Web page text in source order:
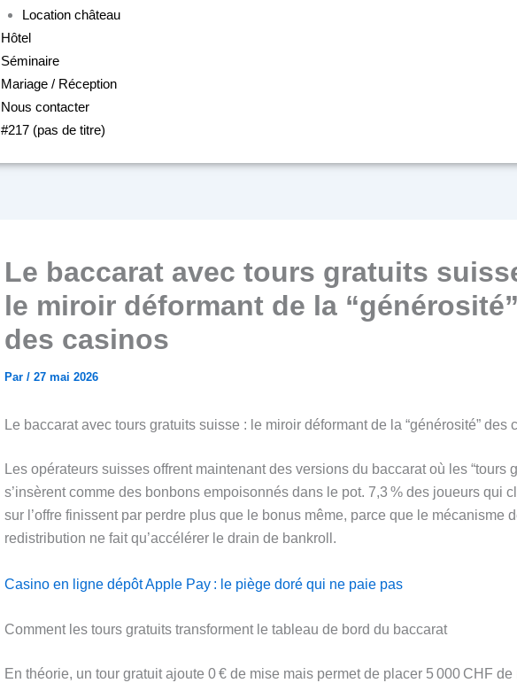
Location château
Hôtel
Séminaire
Mariage / Réception
Nous contacter
#217 (pas de titre)
Le baccarat avec tours gratuits
le miroir déformant de la “générosité”
des casinos
Par / 27 mai 2026
Le baccarat avec tours gratuits suisse : le miroir déformant de la “générosité” des
Les opérateurs suisses offrent maintenant des versions du baccarat où les “tours
s’insèrent comme des bonbons empoisonnés dans le pot. 7,3 % des joueurs qui
sur l’offre finissent par perdre plus que le bonus même, parce que le mécanisme
redistribution ne fait qu’accélérer le drain de bankroll.
Casino en ligne dépôt Apple Pay : le piège doré qui ne paie pas
Comment les tours gratuits transforment le tableau de bord du baccarat
En théorie, un tour gratuit ajoute 0 € de mise mais permet de placer 5 000 CHF de